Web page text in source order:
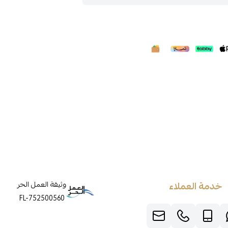
خدمة العملاء
وثيقة العمل الحر
FL-752500560